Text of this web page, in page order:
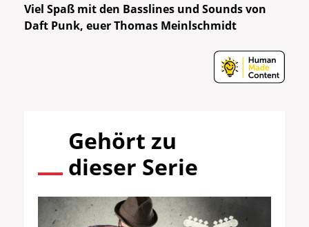
Viel Spaß mit den Basslines und Sounds von
Daft Punk, euer Thomas Meinlschmidt
Gehört zu
dieser Serie